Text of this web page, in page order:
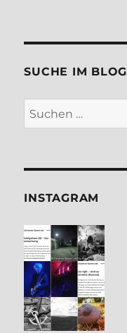
SUCHE IM BLOG
Suchen
nach:
INSTA­GRAM